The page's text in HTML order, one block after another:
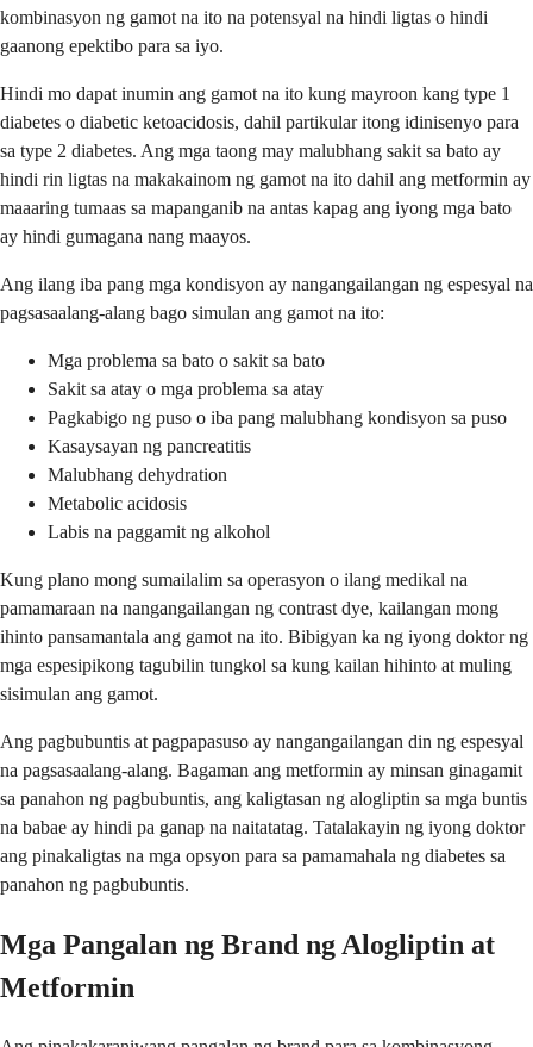
kombinasyon ng gamot na ito na potensyal na hindi ligtas o hindi
gaanong epektibo para sa iyo.
Hindi mo dapat inumin ang gamot na ito kung mayroon kang type 1
diabetes o diabetic ketoacidosis, dahil partikular itong idinisenyo para
sa type 2 diabetes. Ang mga taong may malubhang sakit sa bato ay
hindi rin ligtas na makakainom ng gamot na ito dahil ang metformin ay
maaaring tumaas sa mapanganib na antas kapag ang iyong mga bato
ay hindi gumagana nang maayos.
Ang ilang iba pang mga kondisyon ay nangangailangan ng espesyal na
pagsasaalang-alang bago simulan ang gamot na ito:
Mga problema sa bato o sakit sa bato
Sakit sa atay o mga problema sa atay
Pagkabigo ng puso o iba pang malubhang kondisyon sa puso
Kasaysayan ng pancreatitis
Malubhang dehydration
Metabolic acidosis
Labis na paggamit ng alkohol
Kung plano mong sumailalim sa operasyon o ilang medikal na
pamamaraan na nangangailangan ng contrast dye, kailangan mong
ihinto pansamantala ang gamot na ito. Bibigyan ka ng iyong doktor ng
mga espesipikong tagubilin tungkol sa kung kailan hihinto at muling
sisimulan ang gamot.
Ang pagbubuntis at pagpapasuso ay nangangailangan din ng espesyal
na pagsasaalang-alang. Bagaman ang metformin ay minsan ginagamit
sa panahon ng pagbubuntis, ang kaligtasan ng alogliptin sa mga buntis
na babae ay hindi pa ganap na naitatatag. Tatalakayin ng iyong doktor
ang pinakaligtas na mga opsyon para sa pamamahala ng diabetes sa
panahon ng pagbubuntis.
Mga Pangalan ng Brand ng Alogliptin at
Metformin